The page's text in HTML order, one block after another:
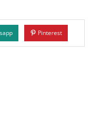
Pinterest